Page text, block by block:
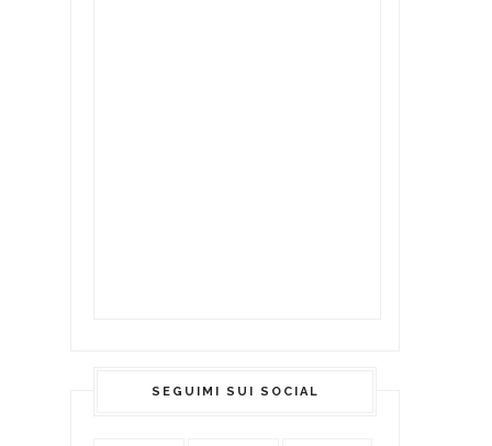
SEGUIMI SUI SOCIAL